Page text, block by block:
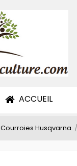
ACCUEIL
Courroies Husqvarna